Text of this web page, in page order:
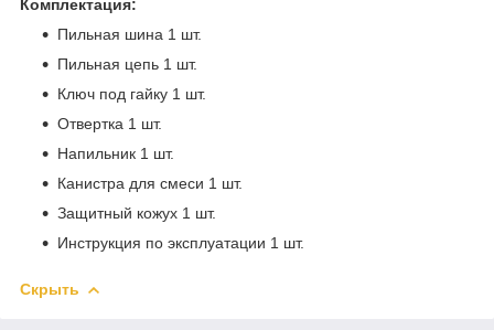
Комплектация:
Пильная шина 1 шт.
Пильная цепь 1 шт.
Ключ под гайку 1 шт.
Отвертка 1 шт.
Напильник 1 шт.
Канистра для смеси 1 шт.
Защитный кожух 1 шт.
Инструкция по эксплуатации 1 шт.
Скрыть